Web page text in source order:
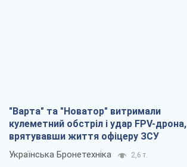
"Варта" та "Новатор" витримали
кулеметний обстріл і удар FPV-дрона,
врятувавши життя офіцеру ЗСУ
Українська Бронетехніка 2,6 т.